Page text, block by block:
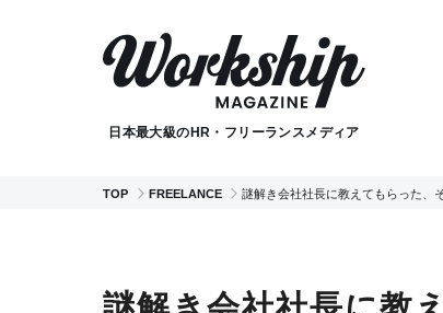
日本最大級のHR・フリーランスメディア
TOP FREELANCE 謎解き会社社長に教えてもらった、